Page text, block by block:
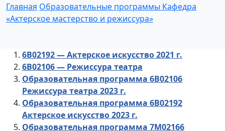
Главная Образовательные программы Кафедра
«Актерское мастерство и режиссура»
6В02192 — Актерское искусство 2021 г.
6B02106 — Режиссура театра
Образовательная программа 6B02106
Режиссура театра 2023 г.
Образовательная программа 6В02192
Актерское искусство 2023 г.
Образовательная программа 7М02166